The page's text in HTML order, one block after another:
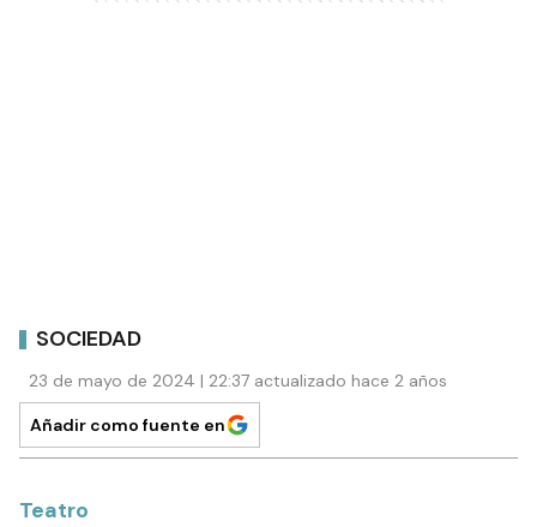
SOCIEDAD
23 de mayo de 2024 | 22:37 actualizado hace 2 años
Añadir como fuente en
Teatro